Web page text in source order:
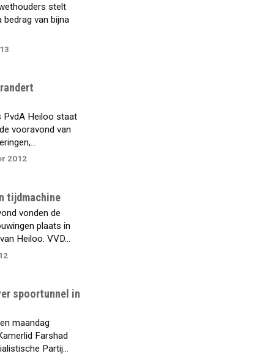
stelt
van bijna
PvdA Heiloo staat
vooravond van
2012
tijdmachine
vonden de
plaats in
Heiloo. VVD...
spoortunnel in
maandag
Farshad
Partij...